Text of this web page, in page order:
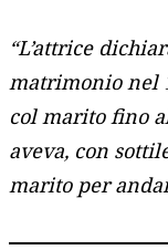
“L’attrice
matrimonio nel
col marito fino
aveva, con
marito per